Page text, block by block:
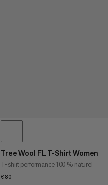
Tree Wool FL T-Shirt Women
T-shirt performance 100 % naturel
€80